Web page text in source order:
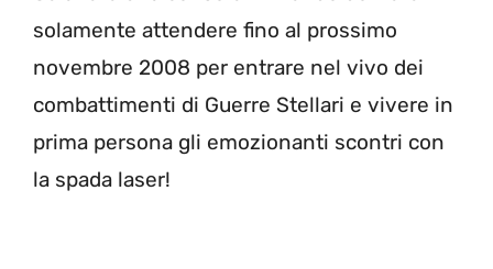
solamente attendere fino al prossimo
novembre 2008 per entrare nel vivo dei
combattimenti di Guerre Stellari e vivere in
prima persona gli emozionanti scontri con
la spada laser!